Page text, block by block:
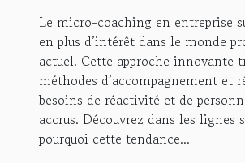
Le micro-coaching en entreprise
en plus d’intérêt dans le monde
actuel. Cette approche innovante
méthodes d’accompagnement et
besoins de réactivité et de
accrus. Découvrez dans les lignes
pourquoi cette tendance...